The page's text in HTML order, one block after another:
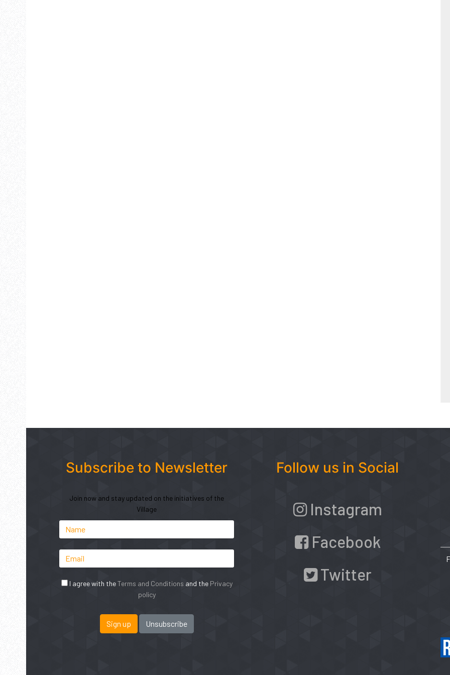
Subscribe to Newsletter
Join now and stay updated on the initiatives of the
Village
I agree with theTerms and Conditions and the Privacy
policy
Follow us in Social
Instagram
Facebook
Twitter